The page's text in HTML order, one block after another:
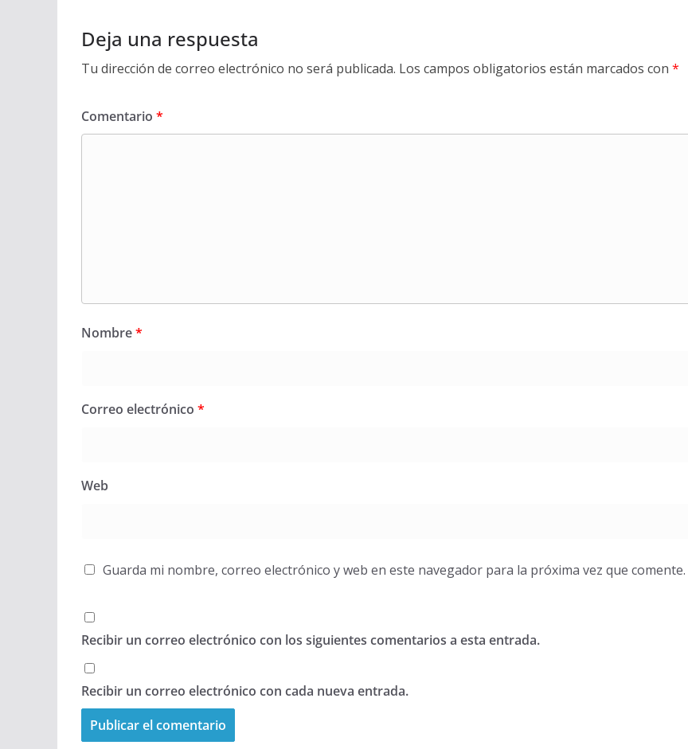
Deja una respuesta
Tu dirección de correo electrónico no será publicada. Los campos obligatorios están marcados con *
Comentario *
Nombre*
Correo electrónico *
Web
Guarda mi nombre, correo electrónico y web en este navegador para la próxima vez que comente.
Recibir un correo electrónico con los siguientes comentarios a esta entrada.
Recibir un correo electrónico con cada nueva entrada.